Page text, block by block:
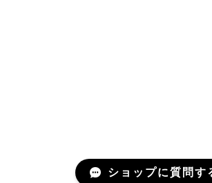
ショップに質問す